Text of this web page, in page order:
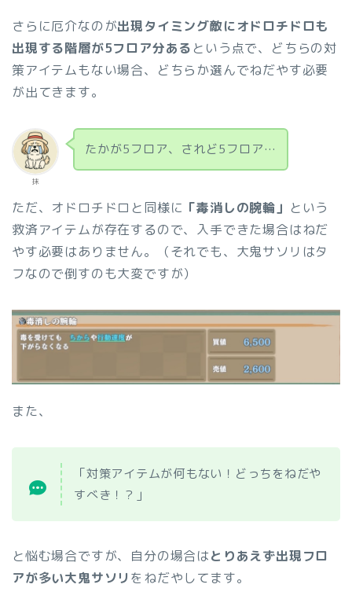
さらに厄介なのが出現タイミング敵にオドロチドロも
出現する階層が5フロア分ある という点で、どちらの対
策アイテムもない場合、どちらか選んでねだやす必要
が出てきます。
抹
たかが5フロア、されど5フロア…
ただ、オドロチドロと同様に 「毒消しの腕輪」 という
救済アイテムが存在するので、入手できた場合はねだ
やす必要はありません。（それでも、大鬼サソリはタ
フなので倒すのも大変ですが）
また、
「対策アイテムが何もない！どっちをねだや
すべき！？」
と悩む場合ですが、自分の場合はとりあえず出現フロ
アが多い大鬼サソリ をねだやしてます。